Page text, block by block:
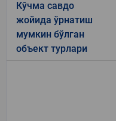
Кўчма савдо
жойида ўрнатиш
мумкин бўлган
объект турлари